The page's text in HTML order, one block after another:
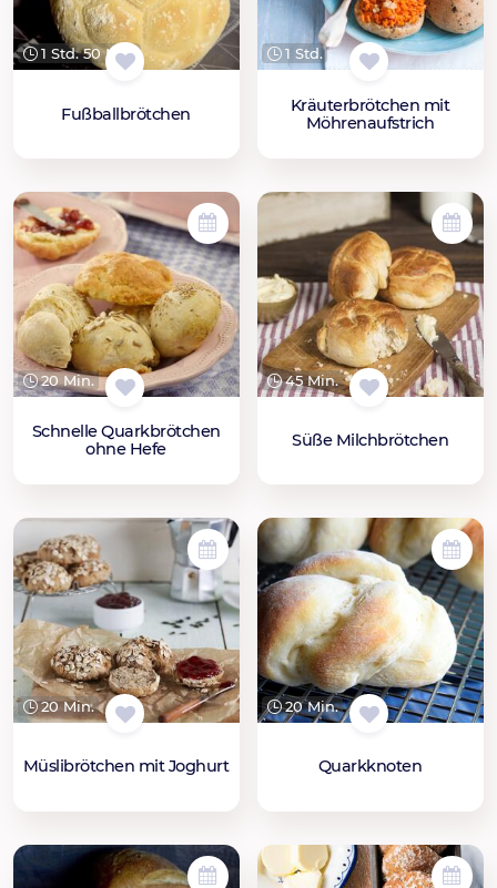
1 Std. 50 Min.
Fußballbrötchen
1 Std.
Kräuterbrötchen mit
Möhrenaufstrich
20 Min.
Schnelle Quarkbrötchen
ohne Hefe
45 Min.
Süße Milchbrötchen
20 Min.
Müslibrötchen mit Joghurt
20 Min.
Quarkknoten